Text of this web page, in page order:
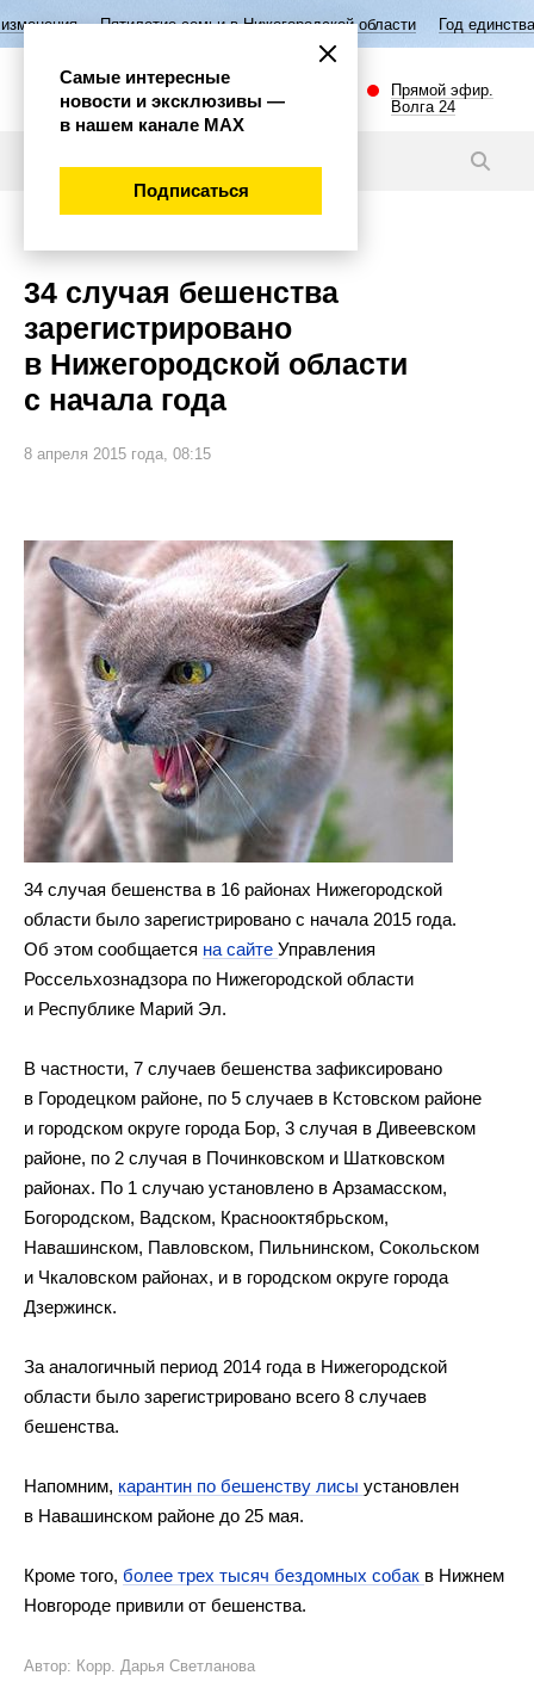
семьи в Нижегородской области Год единства народов России
Прямой эфир.
Волга 24
34 случая бешенства
зарегистрировано
в Нижегородской области
с начала года
8 апреля 2015 года, 08:15
34 случая бешенства в 16 районах Нижегородской
области было зарегистрировано с начала 2015 года.
Об этом сообщается на сайте Управления
Россельхознадзора по Нижегородской области
и Республике Марий Эл.
В частности, 7 случаев бешенства зафиксировано
в Городецком районе, по 5 случаев в Кстовском районе
и городском округе города Бор, 3 случая в Дивеевском
районе, по 2 случая в Починковском и Шатковском
районах. По 1 случаю установлено в Арзамасском,
Богородском, Вадском, Краснооктябрьском,
Навашинском, Павловском, Пильнинском, Сокольском
и Чкаловском районах, и в городском округе города
Дзержинск.
За аналогичный период 2014 года в Нижегородской
области было зарегистрировано всего 8 случаев
бешенства.
Напомним, карантин по бешенству лисы установлен
в Навашинском районе до 25 мая.
Кроме того, более трех тысяч бездомных собак в Нижнем
Новгороде привили от бешенства.
Автор: Корр. Дарья Светланова
Самые интересные
новости и эксклюзивы —
в нашем канале МАХ
Подписаться